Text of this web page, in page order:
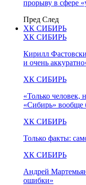
прорыву в сфере
Пред След
ХК СИБИРЬ
ХК СИБИРЬ
Кирилл
и очень
ХК СИБИРЬ
«Только человек,
«Сибирь» вообще
ХК СИБИРЬ
Только факты:
ХК СИБИРЬ
Андрей
ошибки»